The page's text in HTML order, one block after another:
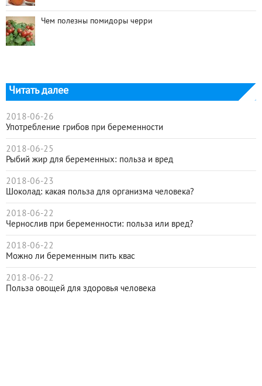
Чем полезны помидоры черри
Читать далее
2018-06-26
Употребление грибов при беременности
2018-06-25
Рыбий жир для беременных: польза и вред
2018-06-23
Шоколад: какая польза для организма человека?
2018-06-22
Чернослив при беременности: польза или вред?
2018-06-22
Можно ли беременным пить квас
2018-06-22
Польза овощей для здоровья человека